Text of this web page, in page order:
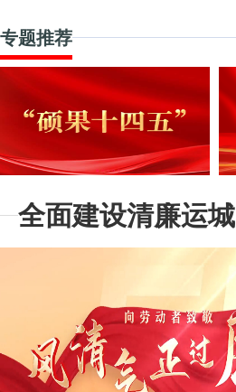
专题推荐
全面建设清廉运城